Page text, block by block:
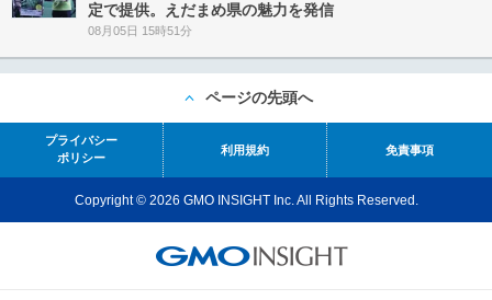
定で提供。えだまめ県の魅力を発信
08月05日 15時51分
ページの先頭へ
プライバシー
ポリシー
利用規約 免責事項
Copyright © 2026 GMO INSIGHT Inc. All Rights Reserved.